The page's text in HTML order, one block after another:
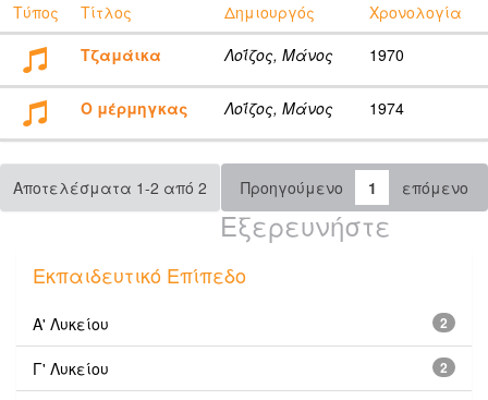
Τύπος Τίτλος Δημιουργός
Χρονολογία
Τζαμάικα
Λοΐζος, Μάνος 1970
Ο μέρμηγκας Λοΐζος, Μάνος 1974
Αποτελέσματα 1-2 από 2 Προηγούμενο 1 επόμενο
Εξερευνήστε
Εκπαιδευτικό Επίπεδο
2
Α' Λυκείου
2
Γ' Λυκείου